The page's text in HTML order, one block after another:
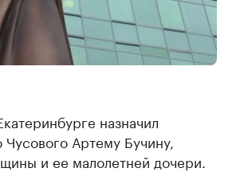
назначил
Артему Бучину,
и ее малолетней дочери.